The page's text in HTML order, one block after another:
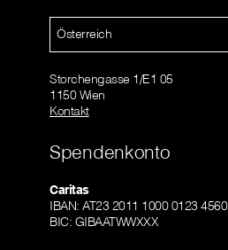
Österreich
Storchengasse 1/E1 05
1150 Wien
Kontakt
Spendenkonto
Caritas
IBAN: AT23 2011 1000 0123 4560
BIC: GIBAATWWXXX